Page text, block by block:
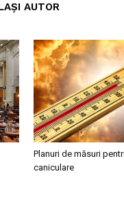
AUTOR
Planuri de măsuri
caniculare